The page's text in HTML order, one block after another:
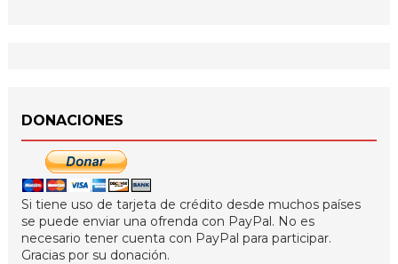
DONACIONES
Si tiene uso de tarjeta de crédito desde muchos países
se puede enviar una ofrenda con PayPal. No es
necesario tener cuenta con PayPal para participar.
Gracias por su donación.